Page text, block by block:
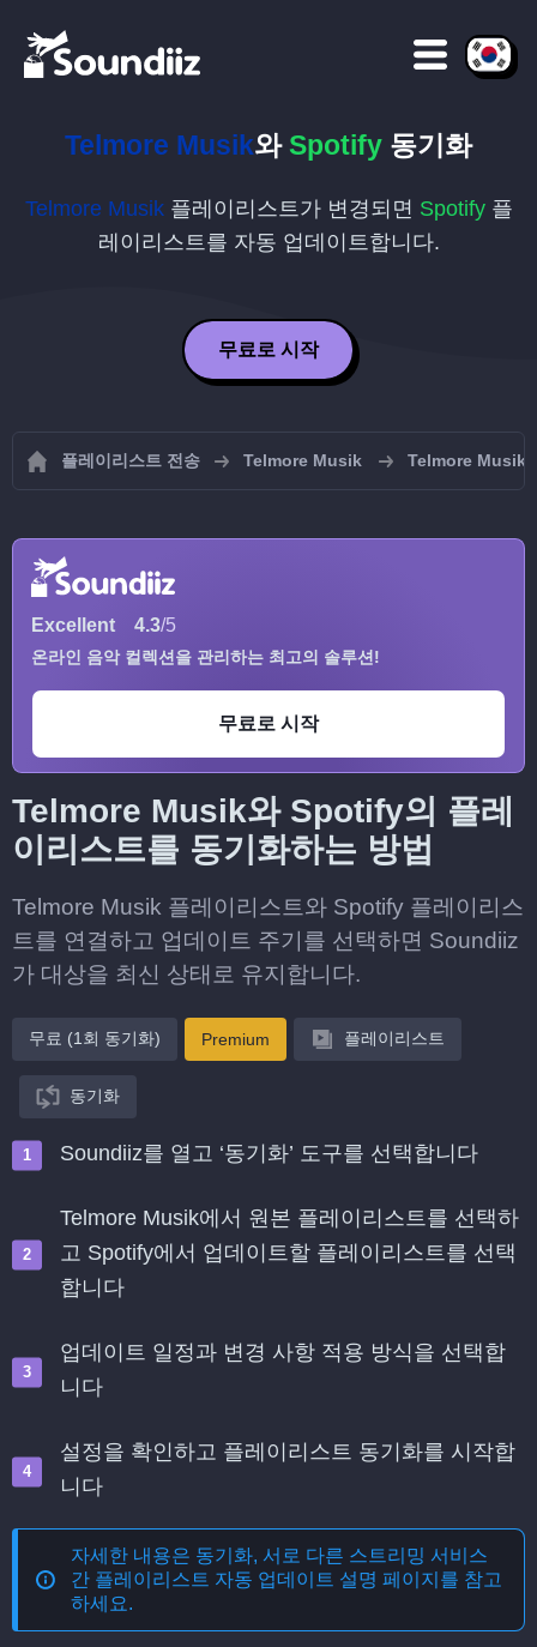
Telmore Musik와 Spotify 동기화
Telmore Musik플레이리스트가 변경되면 Spotify플
레이리스트를 자동 업데이트합니다.
무료로 시작
플레이리스트 전송 Telmore Musik Telmore Musik
Excellent 4.3/5
온라인 음악 컬렉션을 관리하는 최고의 솔루션!
무료로 시작
Telmore Musik와 Spotify의 플레
이리스트를 동기화하는 방법
Telmore Musik 플레이리스트와 Spotify 플레이리스
트를 연결하고 업데이트 주기를 선택하면 Soundiiz
가 대상을 최신 상태로 유지합니다.
무료 (1회 동기화) Premium 플레이리스트
동기화
Soundiiz를 열고 ‘동기화’ 도구를 선택합니다
Telmore Musik에서 원본 플레이리스트를 선택하
고 Spotify에서 업데이트할 플레이리스트를 선택
합니다
업데이트 일정과 변경 사항 적용 방식을 선택합
니다
설정을 확인하고 플레이리스트 동기화를 시작합
니다
자세한 내용은 동기화, 서로 다른 스트리밍 서비스
간 플레이리스트 자동 업데이트 설명 페이지를 참고
하세요.